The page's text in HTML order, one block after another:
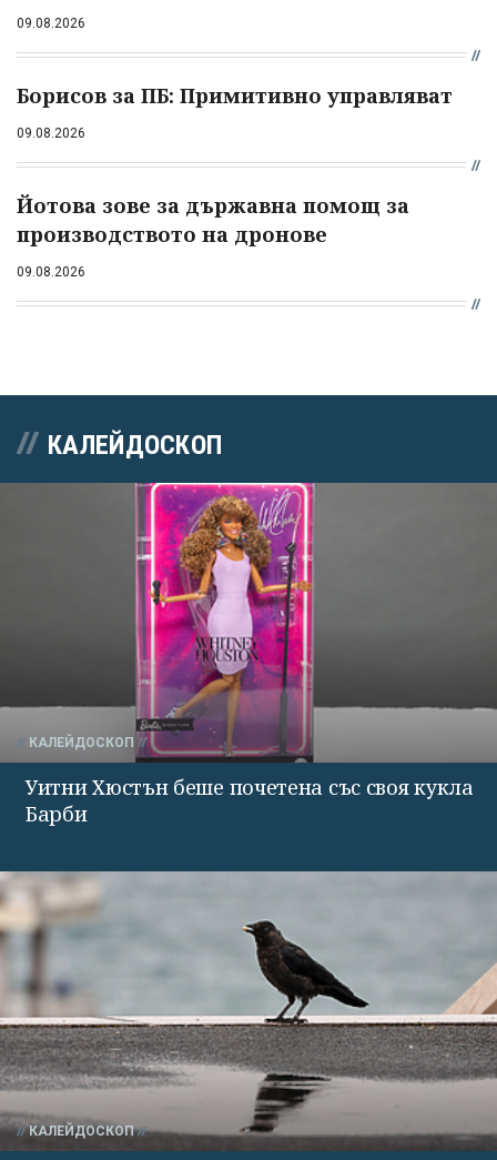
09.08.2026
Борисов за ПБ: Примитивно управляват
09.08.2026
Йотова зове за държавна помощ за
производството на дронове
09.08.2026
КАЛЕЙДОСКОП
КАЛЕЙДОСКОП
Уитни Хюстън беше почетена със своя кукла
Барби
КАЛЕЙДОСКОП